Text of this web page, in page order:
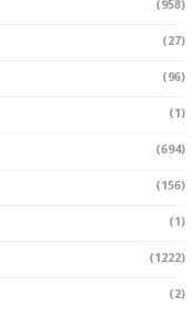
(958)
(27)
(96)
(1)
(694)
(156)
(1)
(1222)
(2)